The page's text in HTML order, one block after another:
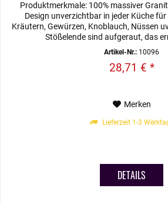
Produktmerkmale: 100% massiver
Design unverzichtbar in jeder Küche
Kräutern, Gewürzen, Knoblauch, Nüssen
Stößelende sind aufgeraut, das
Artikel-Nr.: 10096
28,71 € *
Merken
Lieferzeit 1-3
DETAILS